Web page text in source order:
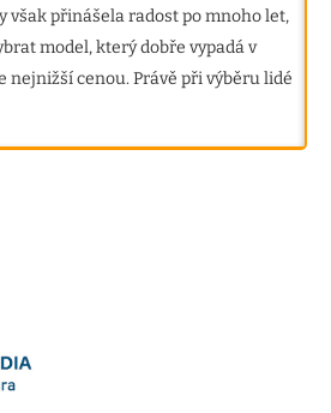
však přinášela radost po mnoho let,
model, který dobře vypadá v
nejnižší cenou. Právě při výběru lidé